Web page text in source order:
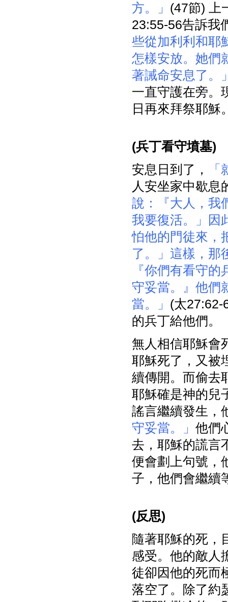
方。」 (47節) 上
23:55-56告訴我
些從加利利和耶
怎樣安放。她們
著誡命安息了。
一直守護在旁。
日再來拜祭耶穌
(兵丁看守墳墓)
安息日到了，
人安坐家中歇息
說：『大人，我
我要復活。」因
怕他的門徒來，
了。」這樣，那
『你們有看守
守妥當。』他們
當。」 (太27:62-
的兵丁給他們。
無人相信耶穌會
耶穌死了，又被
續傳開。而偷去
耶穌確是神的兒
謠言繼續發生，
守妥當。」 他們
去，耶穌的謊言
便會劃上句號，
子，他們會繼續
(反思)
隨著耶穌的死，
感受。他的敵人
徒卻因他的死而
落空了。除了約